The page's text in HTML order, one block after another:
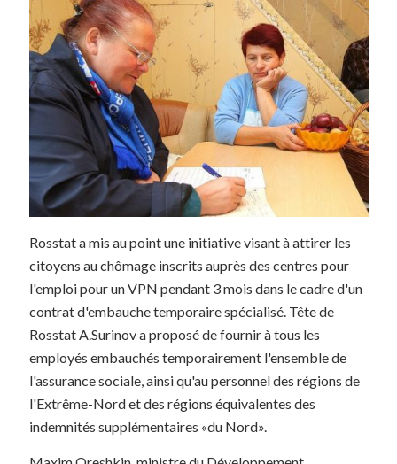
Rosstat a mis au point une initiative visant à attirer les
citoyens au chômage inscrits auprès des centres pour
l'emploi pour un VPN pendant 3 mois dans le cadre d'un
contrat d'embauche temporaire spécialisé. Tête de
Rosstat A.Surinov a proposé de fournir à tous les
employés embauchés temporairement l'ensemble de
l'assurance sociale, ainsi qu'au personnel des régions de
l'Extrême-Nord et des régions équivalentes des
indemnités supplémentaires «du Nord».